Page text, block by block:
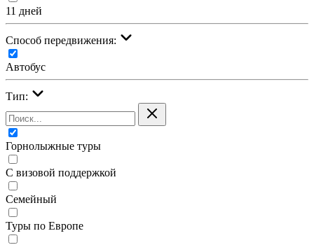
11 дней
Cпособ передвижения:
Автобус
Тип:
Горнолыжные туры
С визовой поддержкой
Семейный
Туры по Европе